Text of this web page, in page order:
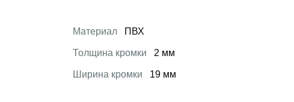
Материал ПВХ
Толщина кромки 2 мм
Ширина кромки 19 мм